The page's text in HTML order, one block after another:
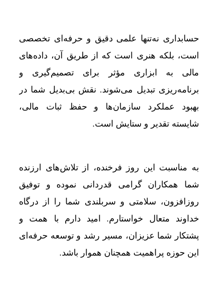
حسابداری نه‌تنها علمی دقیق و حرفه‌ای تخصصی
است، بلکه هنری است که از طریق آن، داده‌های
مالی به ابزاری مؤثر برای تصمیم‌گیری و
برنامه‌ریزی تبدیل می‌شوند. نقش بی‌بدیل شما در
بهبود عملکرد سازمان‌ها و حفظ ثبات مالی،
شایسته تقدیر و ستایش است.
به مناسبت این روز فرخنده، از تلاش‌های ارزنده
شما همکاران گرامی قدردانی نموده و توفیق
روزافزون، سلامتی و سربلندی شما را از درگاه
خداوند متعال خواستارم. امید دارم با همت و
پشتکار شما عزیزان، مسیر رشد و توسعه حرفه‌ای
این حوزه پراهمیت همچنان هموار باشد.